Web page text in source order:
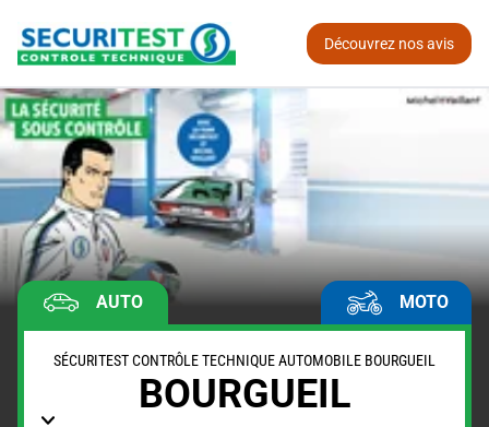
Découvrez nos avis
AUTO MOTO
SÉCURITEST CONTRÔLE TECHNIQUE AUTOMOBILE BOURGUEIL
BOURGUEIL